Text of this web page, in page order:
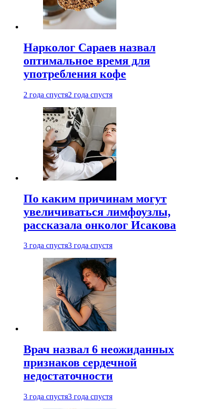
Нарколог Сараев назвал
оптимальное время для
употребления кофе
2 года спустя2 года спустя
По каким причинам могут
увеличиваться лимфоузлы,
рассказала онколог Исакова
3 года спустя3 года спустя
Врач назвал 6 неожиданных
признаков сердечной
недостаточности
3 года спустя3 года спустя